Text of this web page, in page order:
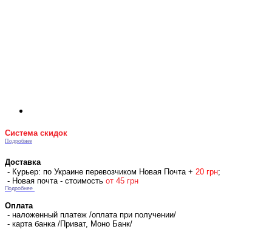
Система скидок
Подробнее
Доставка
- Курьер: по Украине перевозчиком Новая Почта + 20 грн;
- Новая почта - стоимость от 45 грн
Подробнее
Оплата
- наложенный платеж /оплата при получении/
- карта банка /Приват, Моно Банк/